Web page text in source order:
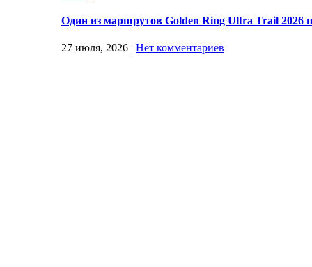
Один из маршрутов Golden Ring Ultra Trail
27 июля, 2026 | Нет комментариев